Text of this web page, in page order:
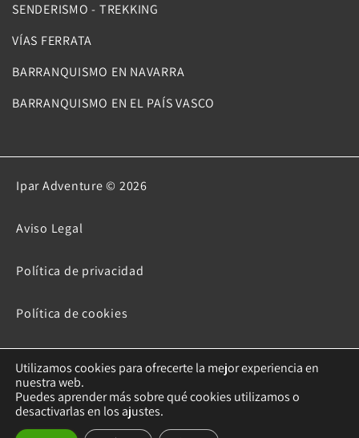
SENDERISMO - TREKKING
VÍAS FERRATA
BARRANQUISMO EN NAVARRA
BARRANQUISMO EN EL PAÍS VASCO
Ipar Adventure © 2026
Aviso Legal
Política de privacidad
Política de cookies
Barranquismo País Vasco
Utilizamos cookies para ofrecerte la mejor experiencia en
nuestra web.
Puedes aprender más sobre qué cookies utilizamos o
desactivarlas en los ajustes.